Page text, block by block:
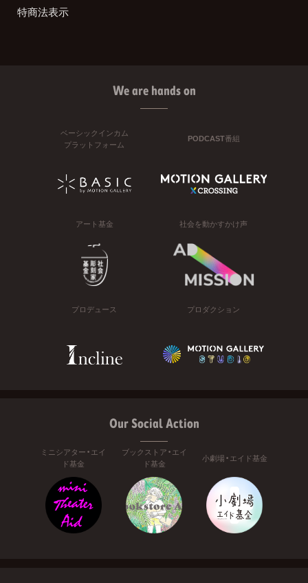
特商法表示
We are hands on
ベーシックインカム
プラットフォーム
PODCAST番組
アート基金 社会を動かすかけ声
プロデュース プロダクション
Our Social Action
ミニシアター・エイ
ド基金
ブックストア・エイ
ド基金
小劇場・エイド基金